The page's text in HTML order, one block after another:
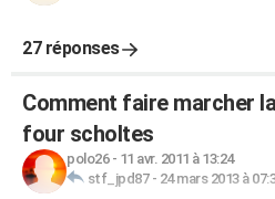
27 réponses
Comment faire marcher
four scholtes
polo26- 11 avr. 2011 à 13:24
stf_jpd87- 24 mars 2013 à